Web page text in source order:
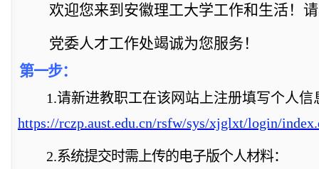
欢迎您来到安徽理工大学工作和生活！
党委人才工作处竭诚为您服务！
第一步：
1.请新进教职工在该网站上注册填写个人
https://rczp.aust.edu.cn/rsfw/sys/xjglxt/login/index.
2.系统提交时需上传的电子版个人材料：